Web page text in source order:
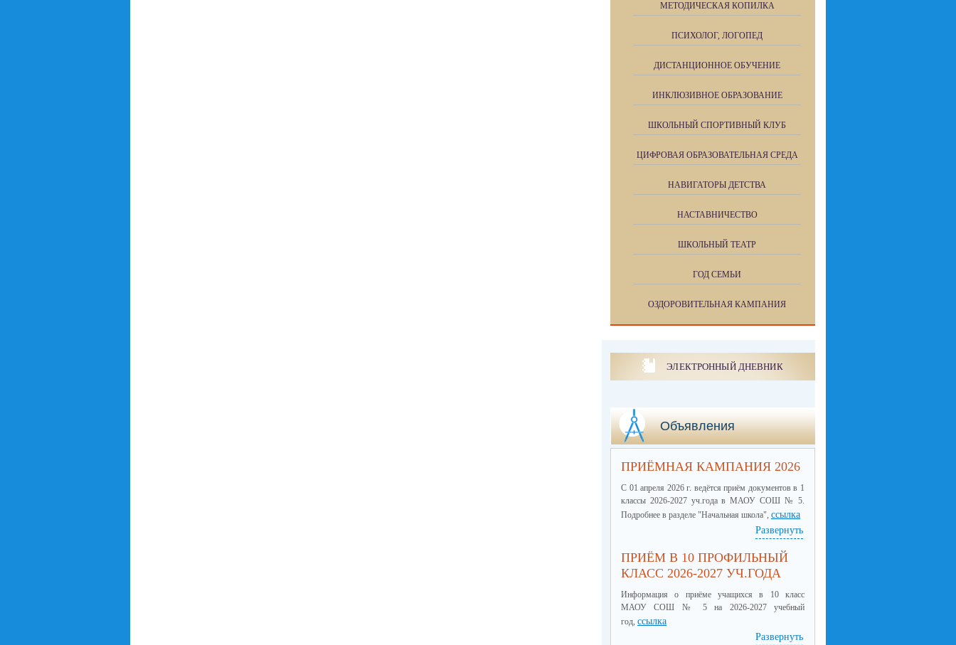
МЕТОДИЧЕСКАЯ КОПИЛКА
ПСИХОЛОГ, ЛОГОПЕД
ДИСТАНЦИОННОЕ ОБУЧЕНИЕ
ИНКЛЮЗИВНОЕ ОБРАЗОВАНИЕ
ШКОЛЬНЫЙ СПОРТИВНЫЙ КЛУБ
ЦИФРОВАЯ ОБРАЗОВАТЕЛЬНАЯ СРЕДА
НАВИГАТОРЫ ДЕТСТВА
НАСТАВНИЧЕСТВО
ШКОЛЬНЫЙ ТЕАТР
ГОД СЕМЬИ
ОЗДОРОВИТЕЛЬНАЯ КАМПАНИЯ
ЭЛЕКТРОННЫЙ ДНЕВНИК
Объявления
ПРИЁМНАЯ КАМПАНИЯ 2026
С 01 апреля 2026 г. ведётся приём документов в 1
классы 2026-2027 уч.года в МАОУ СОШ № 5.
Подробнее в разделе "Начальная школа", ссылка
Развернуть
ПРИЁМ В 10 ПРОФИЛЬНЫЙ
КЛАСС 2026-2027 УЧ.ГОДА
Информация о приёме учащихся в 10 класс
МАОУ СОШ № 5 на 2026-2027 учебный
год, ссылка
Развернуть